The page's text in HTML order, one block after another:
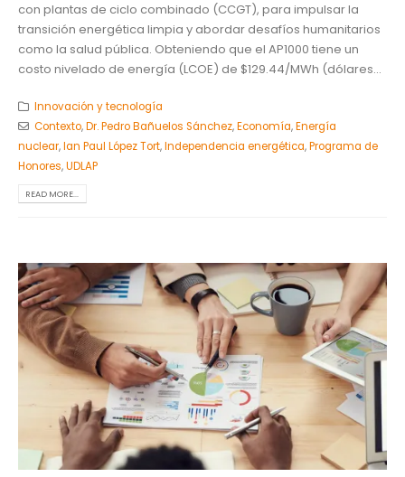
con plantas de ciclo combinado (CCGT), para impulsar la
transición energética limpia y abordar desafíos humanitarios
como la salud pública. Obteniendo que el AP1000 tiene un
costo nivelado de energía (LCOE) de $129.44/MWh (dólares...
Innovación y tecnología
Contexto,Dr. Pedro Bañuelos Sánchez,Economía,Energía
nuclear,Ian Paul López Tort,Independencia energética,Programa de
Honores,UDLAP
READ MORE...